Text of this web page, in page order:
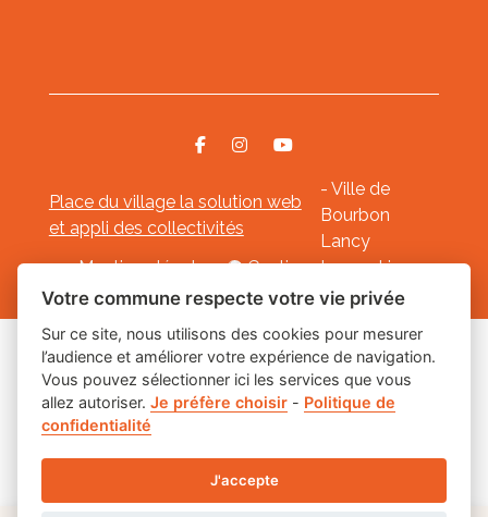
Place du village la solution web
et appli des collectivités
- Ville de
Bourbon
Lancy
Mentions légales- Gestion des cookies
Les labels
Votre commune respecte votre vie privée
Sur ce site, nous utilisons des cookies pour mesurer
l’audience et améliorer votre expérience de navigation.
Vous pouvez sélectionner ici les services que vous
allez autoriser.Je préfère choisir - Politique de
confidentialité
J'accepte